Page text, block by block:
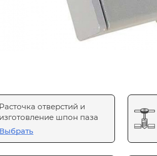
отверстий и
шпон паза